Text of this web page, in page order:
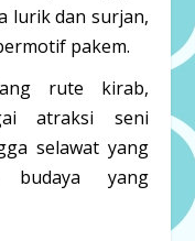
lurikdan surjan,
pakem.
rute kirab,
atraksi seni
selawat yang
budaya yang